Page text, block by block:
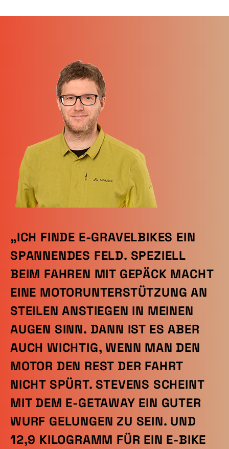
„ICH FINDE E-GRAVELBIKES EIN
SPANNENDES FELD. SPEZIELL
BEIM FAHREN MIT GEPÄCK MACHT
EINE MOTORUNTERSTÜTZUNG AN
STEILEN ANSTIEGEN IN MEINEN
AUGEN SINN. DANN IST ES ABER
AUCH WICHTIG, WENN MAN DEN
MOTOR DEN REST DER FAHRT
NICHT SPÜRT. STEVENS SCHEINT
MIT DEM E-GETAWAY EIN GUTER
WURF GELUNGEN ZU SEIN. UND
12,9 KILOGRAMM FÜR EIN E-BIKE